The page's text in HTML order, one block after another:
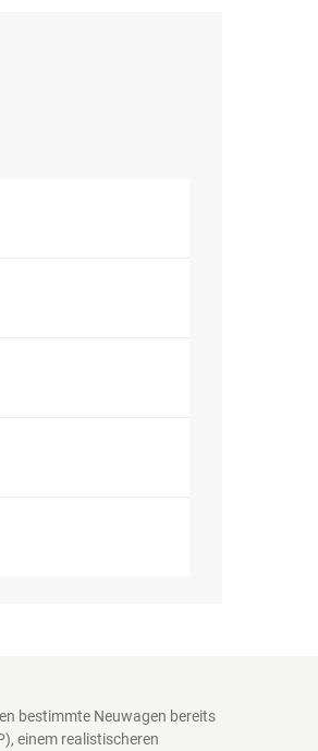
bestimmte Neuwagen bereits
einem realistischeren